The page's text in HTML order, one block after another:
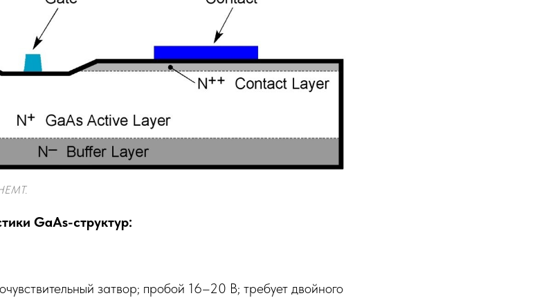
GaAs-структур:
затвор; пробой 16–20 В; требует двойного